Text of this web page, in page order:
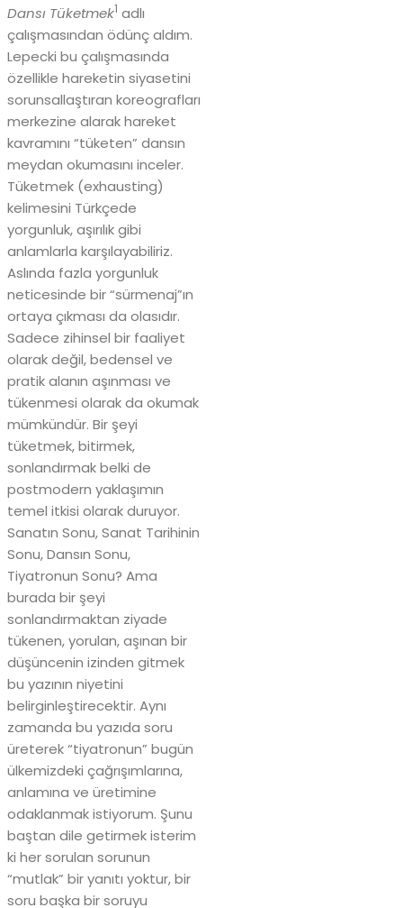
Dansı Tüketmek1 adlı
çalışmasından ödünç aldım.
Lepecki bu çalışmasında
özellikle hareketin siyasetini
sorunsallaştıran koreografları
merkezine alarak hareket
kavramını “tüketen” dansın
meydan okumasını inceler.
Tüketmek (exhausting)
kelimesini Türkçede
yorgunluk, aşırılık gibi
anlamlarla karşılayabiliriz.
Aslında fazla yorgunluk
neticesinde bir “sürmenaj”ın
ortaya çıkması da olasıdır.
Sadece zihinsel bir faaliyet
olarak değil, bedensel ve
pratik alanın aşınması ve
tükenmesi olarak da okumak
mümkündür. Bir şeyi
tüketmek, bitirmek,
sonlandırmak belki de
postmodern yaklaşımın
temel itkisi olarak duruyor.
Sanatın Sonu, Sanat Tarihinin
Sonu, Dansın Sonu,
Tiyatronun Sonu? Ama
burada bir şeyi
sonlandırmaktan ziyade
tükenen, yorulan, aşınan bir
düşüncenin izinden gitmek
bu yazının niyetini
belirginleştirecektir. Aynı
zamanda bu yazıda soru
üreterek “tiyatronun” bugün
ülkemizdeki çağrışımlarına,
anlamına ve üretimine
odaklanmak istiyorum. Şunu
baştan dile getirmek isterim
ki her sorulan sorunun
“mutlak” bir yanıtı yoktur, bir
soru başka bir soruyu